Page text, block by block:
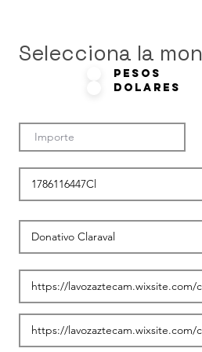
Selecciona la
Pesos
Dolares